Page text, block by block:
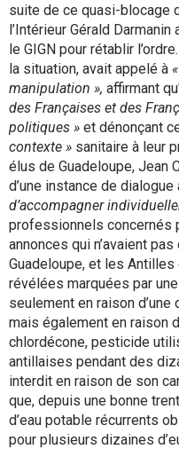
suite de ce quasi-blocage
l’Intérieur Gérald
le GIGN pour rétablir
la situation, avait appelé à
manipulation », affirmant
des Françaises et des
politiques » et dénonçant
contexte » sanitaire à leur
élus de Guadeloupe, Jean
d’une instance de dialogue
d’accompagner
professionnels concernés
annonces qui n’avaient
Guadeloupe, et les
révélées marquées par
seulement en raison
mais également en raison
chlordécone, pesticide
antillaises pendant des
interdit en raison de son
que, depuis une bonne
d’eau potable récurrents
pour plusieurs dizaines